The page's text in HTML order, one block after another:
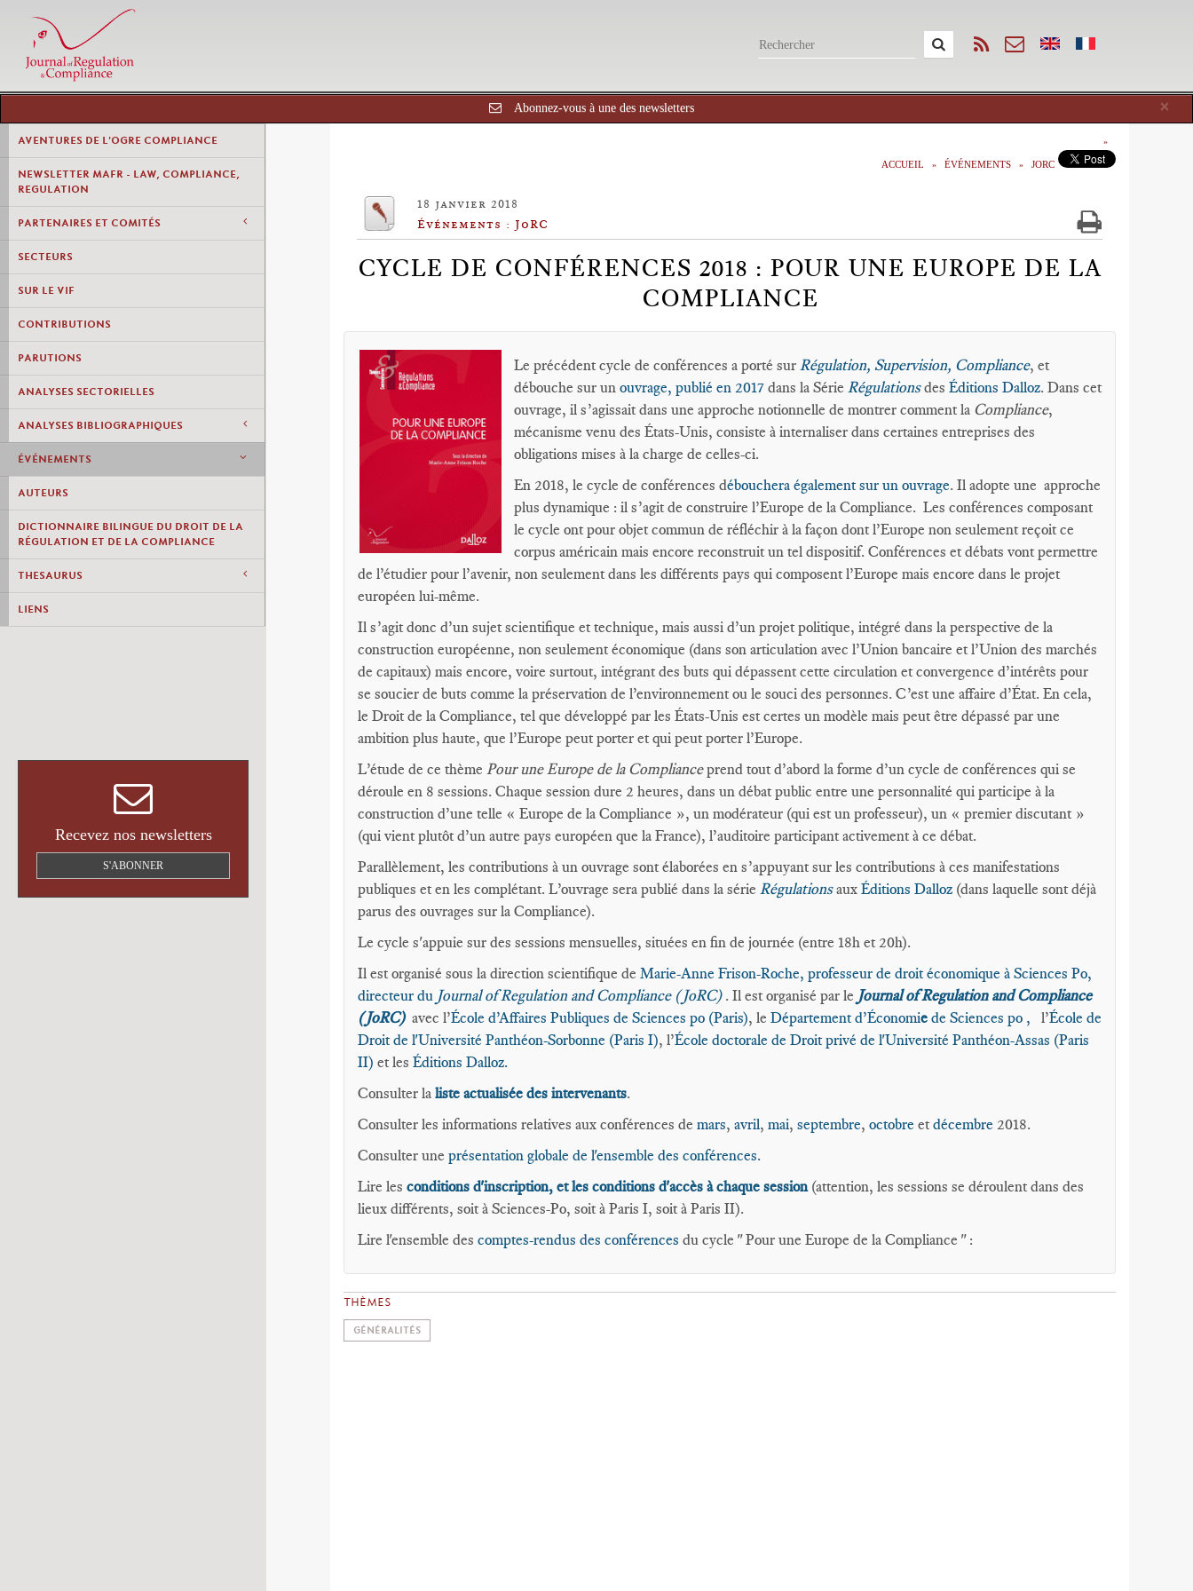
×
Abonnez-vous à une des newsletters
AVENTURES DE L'OGRE COMPLIANCE
NEWSLETTER MAFR - LAW, COMPLIANCE,
REGULATION
PARTENAIRES ET COMITÉS
SECTEURS
SUR LE VIF
CONTRIBUTIONS
PARUTIONS
ANALYSES SECTORIELLES
ANALYSES BIBLIOGRAPHIQUES
ÉVÉNEMENTS
AUTEURS
DICTIONNAIRE BILINGUE DU DROIT DE LA
RÉGULATION ET DE LA COMPLIANCE
THESAURUS
LIENS
Recevez nos newsletters
S'ABONNER
ACCUEIL ÉVÉNEMENTS JORC
18 janvier 2018
Événements : JoRC
CYCLE DE CONFÉRENCES 2018 : POUR UNE EUROPE DE LA
COMPLIANCE
Le précédent cycle de conférences a porté sur Régulation, Supervision, Compliance, et
débouche sur un ouvrage, publié en 2017 dans la Série Régulationsdes Éditions Dalloz. Dans cet
ouvrage, il s’agissait dans une approche notionnelle de montrer comment la Compliance,
mécanisme venu des États-Unis, consiste à internaliser dans certaines entreprises des
obligations mises à la charge de celles-ci.
En 2018, le cycle de conférences débouchera également sur un ouvrage. Il adopte une approche
plus dynamique : il s’agit de construire l’Europe de la Compliance. Les conférences composant
le cycle ont pour objet commun de réfléchir à la façon dont l’Europe non seulement reçoit ce
corpus américain mais encore reconstruit un tel dispositif. Conférences et débats vont permettre
de l’étudier pour l’avenir, non seulement dans les différents pays qui composent l’Europe mais encore dans le projet
européen lui-même.
Il s’agit donc d’un sujet scientifique et technique, mais aussi d’un projet politique, intégré dans la perspective de la
construction européenne, non seulement économique (dans son articulation avec l’Union bancaire et l’Union des marchés
de capitaux) mais encore, voire surtout, intégrant des buts qui dépassent cette circulation et convergence d’intérêts pour
se soucier de buts comme la préservation de l’environnement ou le souci des personnes. C’est une affaire d’État. En cela,
le Droit de la Compliance, tel que développé par les États-Unis est certes un modèle mais peut être dépassé par une
ambition plus haute, que l’Europe peut porter et qui peut porter l’Europe.
L’étude de ce thème Pour une Europe de la Complianceprend tout d’abord la forme d’un cycle de conférences qui se
déroule en 8 sessions. Chaque session dure 2 heures, dans un débat public entre une personnalité qui participe à la
construction d’une telle « Europe de la Compliance », un modérateur (qui est un professeur), un « premier discutant »
(qui vient plutôt d’un autre pays européen que la France), l’auditoire participant activement à ce débat.
Parallèlement, les contributions à un ouvrage sont élaborées en s’appuyant sur les contributions à ces manifestations
publiques et en les complétant. L’ouvrage sera publié dans la série Régulationsaux Éditions Dalloz (dans laquelle sont déjà
parus des ouvrages sur la Compliance).
Le cycle s'appuie sur des sessions mensuelles, situées en fin de journée (entre 18h et 20h).
Il est organisé sous la direction scientifique de Marie-Anne Frison-Roche, professeur de droit économique à Sciences Po,
directeur du Journal of Regulation and Compliance (JoRC) . Il est organisé par le Journal of Regulation and Compliance
(JoRC)avec l’École d’Affaires Publiques de Sciences po (Paris), le Département d’Économie de Sciences po , l’École de
Droit de l'Université Panthéon-Sorbonne (Paris I), l’École doctorale de Droit privé de l'Université Panthéon-Assas (Paris
II) et les Éditions Dalloz.
Consulter la liste actualisée des intervenants.
Consulter les informations relatives aux conférences de mars, avril, mai, septembre, octobre et décembre 2018.
Consulter une présentation globale de l'ensemble des conférences.
Lire les conditions d'inscription, et les conditions d'accès à chaque session (attention, les sessions se déroulent dans des
lieux différents, soit à Sciences-Po, soit à Paris I, soit à Paris II).
Lire l'ensemble des comptes-rendus des conférences du cycle " Pour une Europe de la Compliance " :
THÈMES
GÉNÉRALITÉS